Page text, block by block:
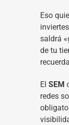
Eso
saldrá
de tu
El SEM
redes